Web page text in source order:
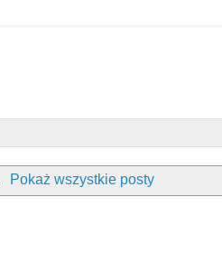
Pokaż wszystkie posty